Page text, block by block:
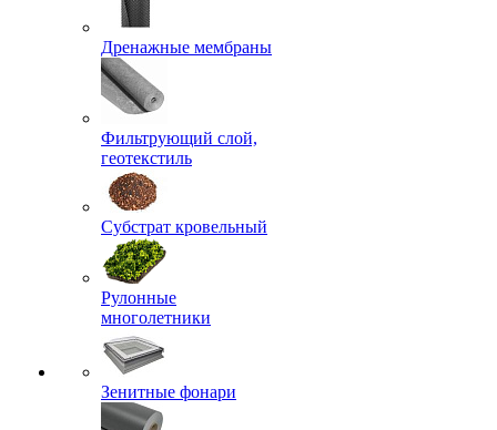
Дренажные мембраны
Фильтрующий слой,
геотекстиль
Субстрат кровельный
Рулонные
многолетники
Зенитные фонари